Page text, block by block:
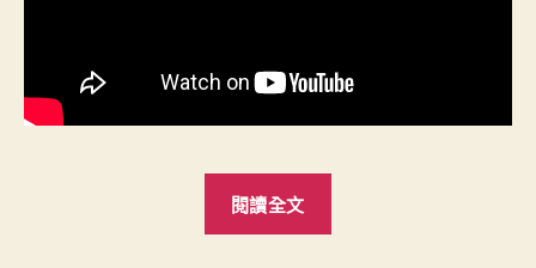
閱讀全文